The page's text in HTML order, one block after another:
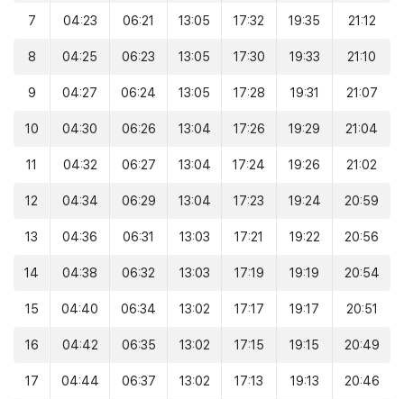
7 04:23 06:21 13:05 17:32 19:35 21:12
8 04:25 06:23 13:05 17:30 19:33 21:10
9 04:27 06:24 13:05 17:28 19:31 21:07
10 04:30 06:26 13:04 17:26 19:29 21:04
11 04:32 06:27 13:04 17:24 19:26 21:02
12 04:34 06:29 13:04 17:23 19:24 20:59
13 04:36 06:31 13:03 17:21 19:22 20:56
14 04:38 06:32 13:03 17:19 19:19 20:54
15 04:40 06:34 13:02 17:17 19:17 20:51
16 04:42 06:35 13:02 17:15 19:15 20:49
17 04:44 06:37 13:02 17:13 19:13 20:46